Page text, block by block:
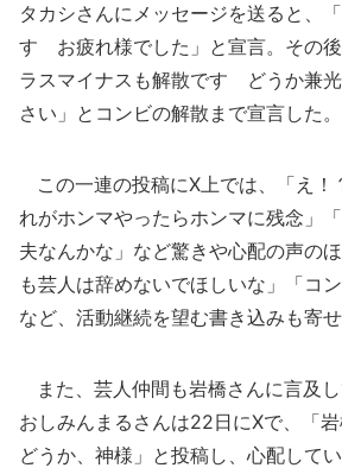
タカシさんにメッセージを送ると、
す お疲れ様でした」と宣言。その
ラスマイナスも解散です どうか兼
さい」とコンビの解散まで宣言した。
この一連の投稿にX上では、「え！
れがホンマやったらホンマに残念」
夫なんかな」など驚きや心配の声の
も芸人は辞めないでほしいな」「コ
など、活動継続を望む書き込みも寄せ
また、芸人仲間も岩橋さんに言及
おしみんまるさんは22日にXで、「
どうか、神様」と投稿し、心配して